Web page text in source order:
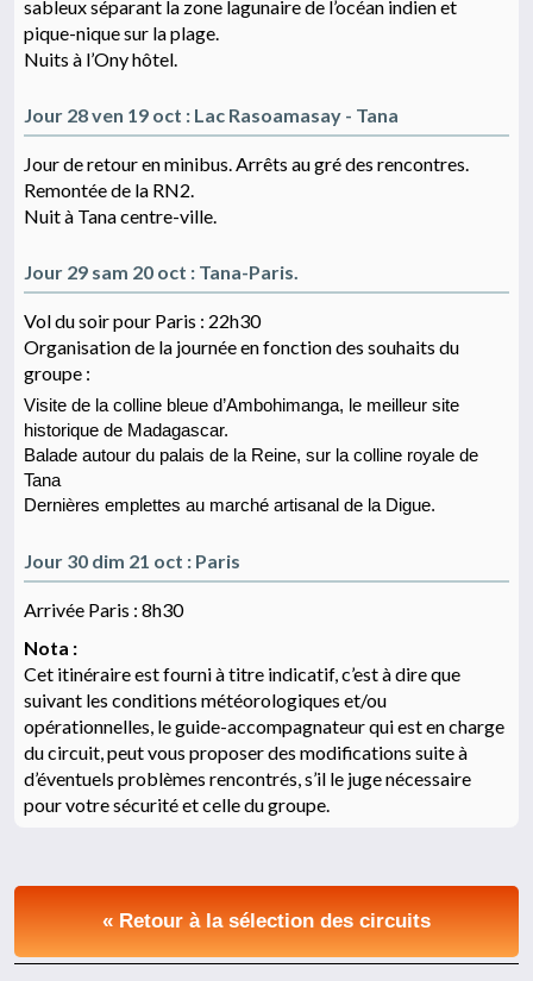
sableux séparant la zone lagunaire de l’océan indien et
pique-nique sur la plage.
Nuits à l’Ony hôtel.
Jour 28 ven 19 oct : Lac Rasoamasay - Tana
Jour de retour en minibus. Arrêts au gré des rencontres.
Remontée de la RN2.
Nuit à Tana centre-ville.
Jour 29 sam 20 oct : Tana-Paris.
Vol du soir pour Paris : 22h30
Organisation de la journée en fonction des souhaits du
groupe :
Visite de la colline bleue d’Ambohimanga, le meilleur site
historique de Madagascar.
Balade autour du palais de la Reine, sur la colline royale de
Tana
Dernières emplettes au marché artisanal de la Digue.
Jour 30 dim 21 oct : Paris
Arrivée Paris : 8h30
Nota :
Cet itinéraire est fourni à titre indicatif, c’est à dire que
suivant les conditions météorologiques et/ou
opérationnelles, le guide-accompagnateur qui est en charge
du circuit, peut vous proposer des modifications suite à
d’éventuels problèmes rencontrés, s’il le juge nécessaire
pour votre sécurité et celle du groupe.
« Retour à la sélection des circuits